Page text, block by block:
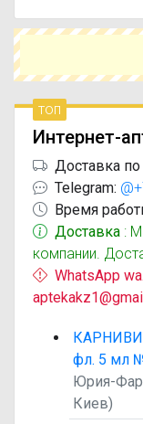
Чтобы купить
укажите свой
оптимальный
топ
Интернет-
Доставка
Telegram:
Время
Доставка :
компании.
WhatsApp
фл. 5 мл
Юрия-
Киев)